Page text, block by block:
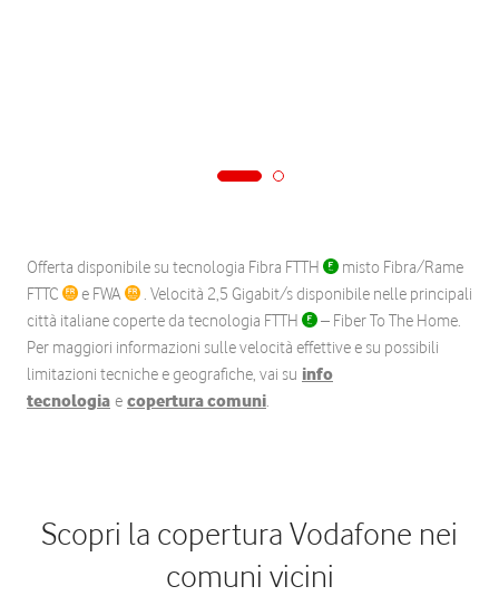
Offerta disponibile su tecnologia Fibra FTTH
misto Fibra/Rame
FTTC
e FWA
. Velocità 2,5 Gigabit/s disponibile nelle principali
città italiane coperte da tecnologia FTTH
– Fiber To The Home.
Per maggiori informazioni sulle velocità effettive e su possibili
limitazioni tecniche e geografiche, vai su info
tecnologia e copertura comuni.
Scopri la copertura Vodafone nei
comuni vicini